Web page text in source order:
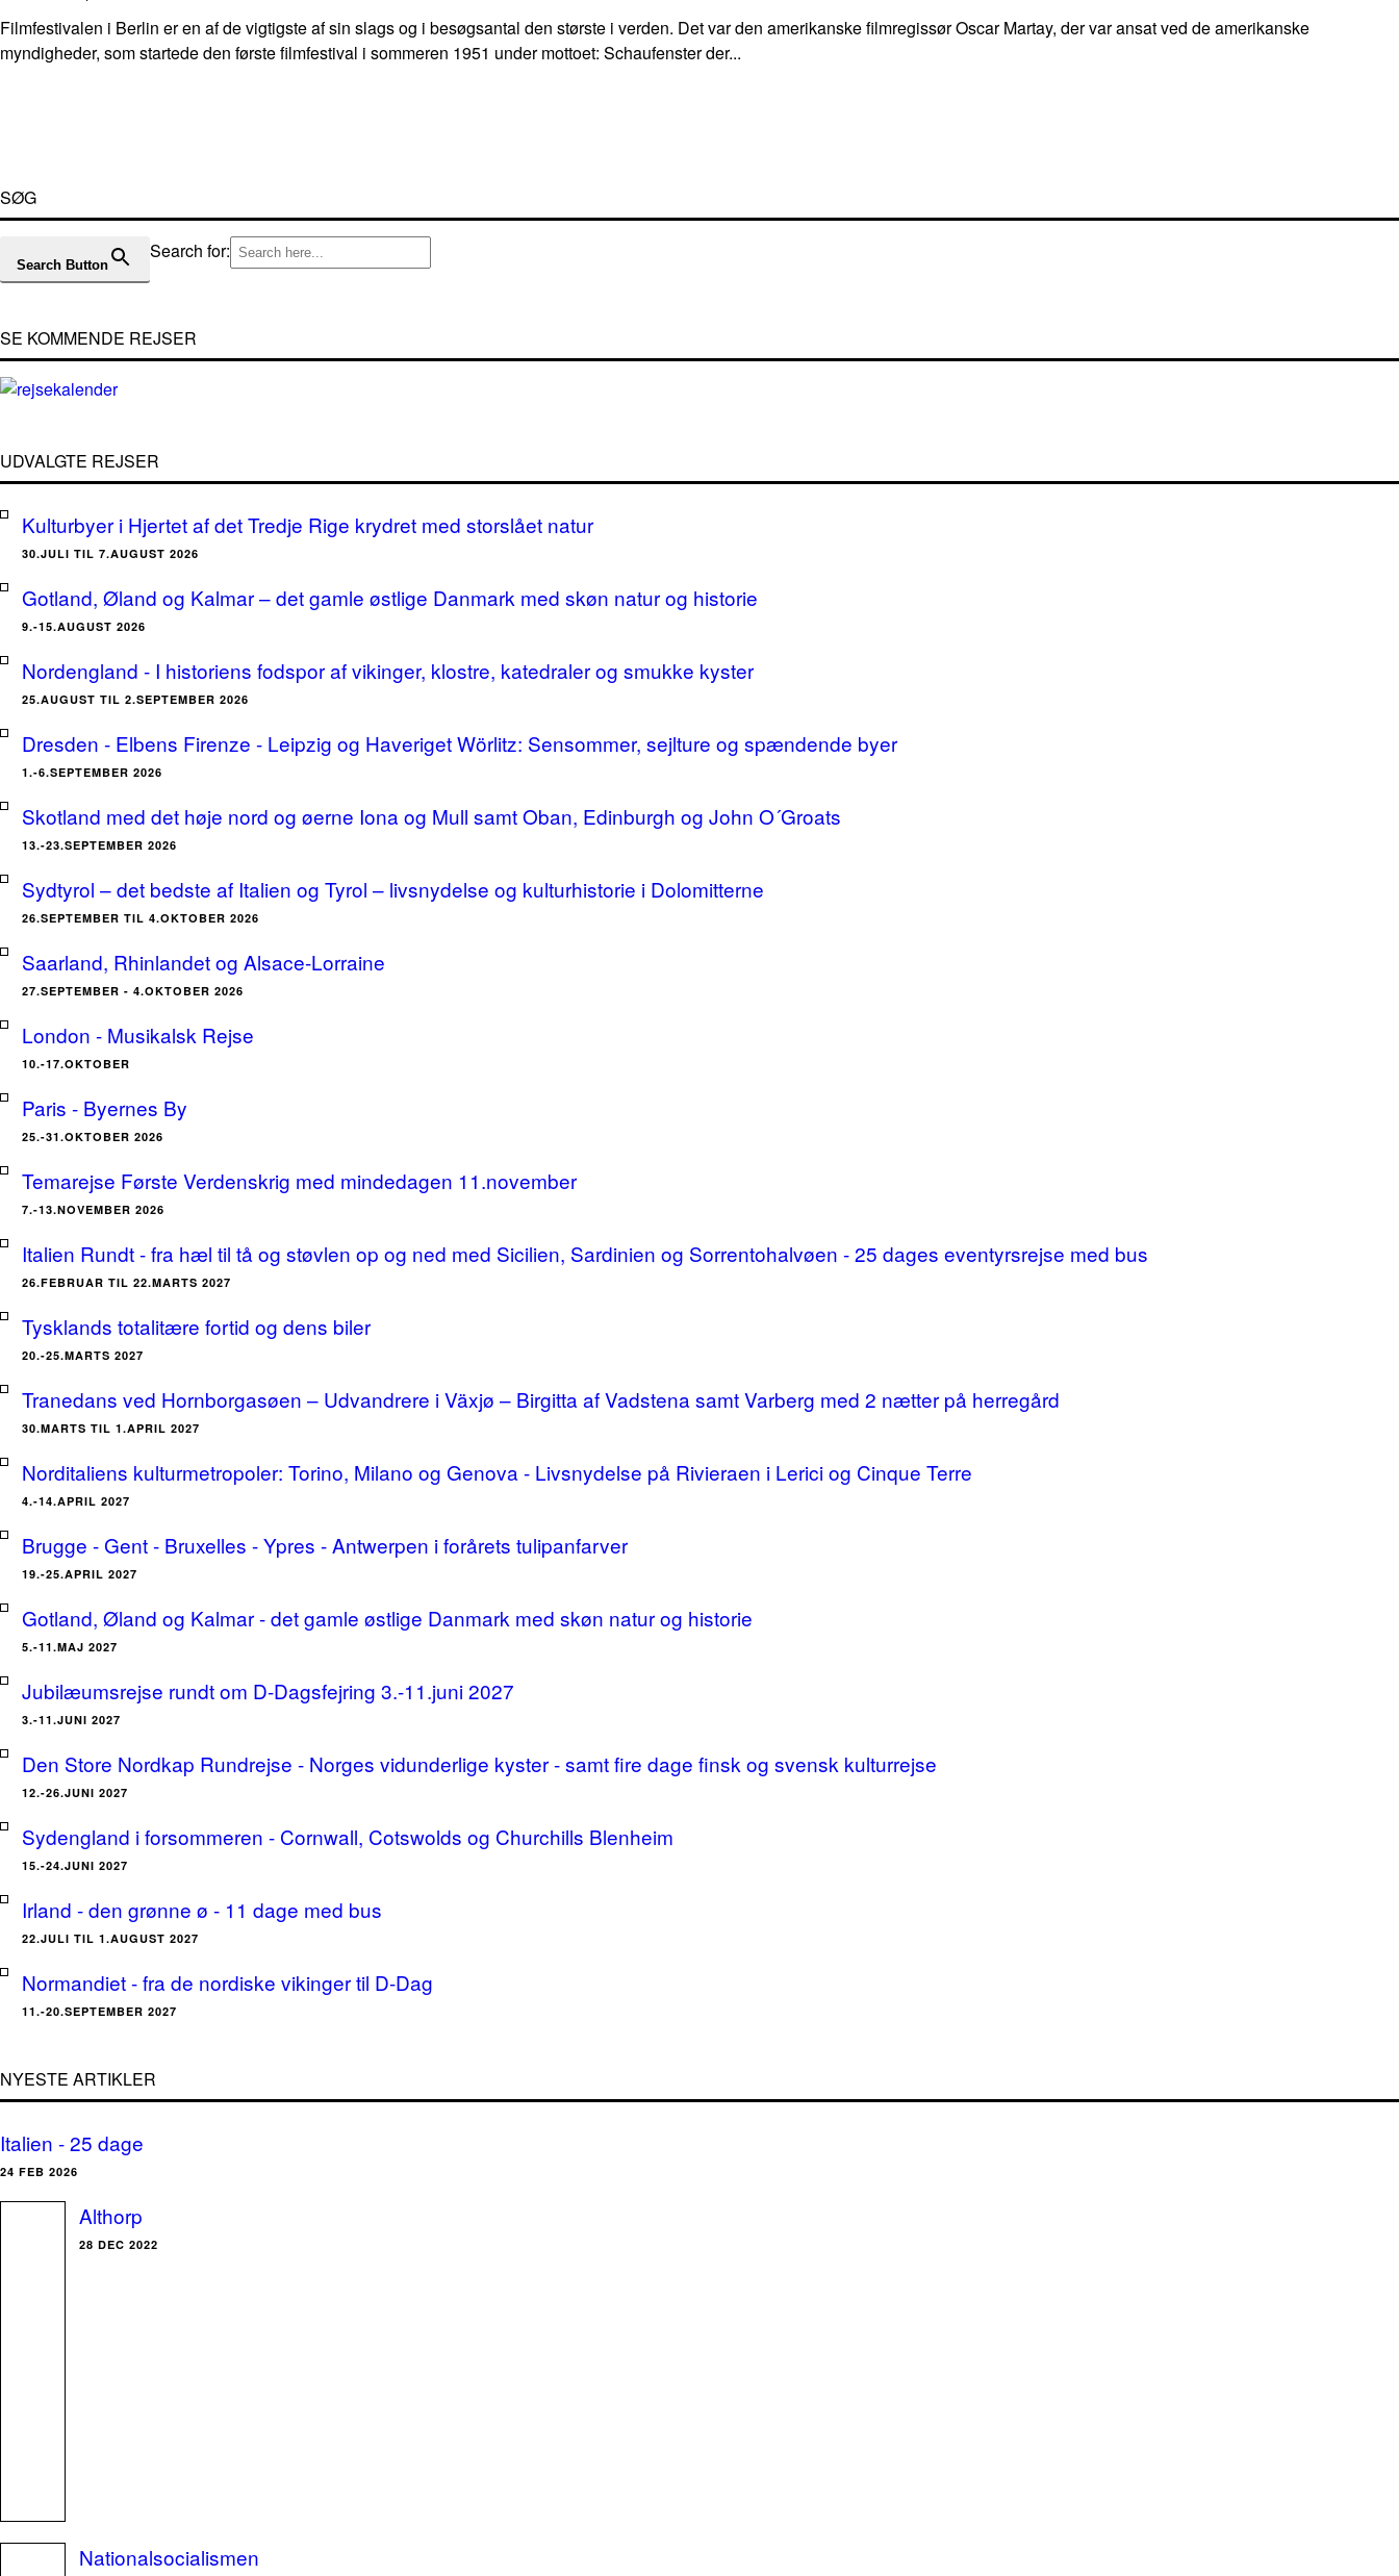
Filmfestivalen i Berlin er en af de vigtigste af sin slags og i besøgsantal den største i verden. Det var den amerikanske filmregissør Oscar Martay, der var ansat ved de amerikanske
myndigheder, som startede den første filmfestival i sommeren 1951 under mottoet: Schaufenster der...
SØG
Search for:
Search Button
SE KOMMENDE REJSER
UDVALGTE REJSER
Kulturbyer i Hjertet af det Tredje Rige krydret med storslået natur
30.JULI TIL 7.AUGUST 2026
Gotland, Øland og Kalmar – det gamle østlige Danmark med skøn natur og historie
9.-15.AUGUST 2026
Nordengland - I historiens fodspor af vikinger, klostre, katedraler og smukke kyster
25.AUGUST TIL 2.SEPTEMBER 2026
Dresden - Elbens Firenze - Leipzig og Haveriget Wörlitz: Sensommer, sejlture og spændende byer
1.-6.SEPTEMBER 2026
Skotland med det høje nord og øerne Iona og Mull samt Oban, Edinburgh og John O´Groats
13.-23.SEPTEMBER 2026
Sydtyrol – det bedste af Italien og Tyrol – livsnydelse og kulturhistorie i Dolomitterne
26.SEPTEMBER TIL 4.OKTOBER 2026
Saarland, Rhinlandet og Alsace-Lorraine
27.SEPTEMBER - 4.OKTOBER 2026
London - Musikalsk Rejse
10.-17.OKTOBER
Paris - Byernes By
25.-31.OKTOBER 2026
Temarejse Første Verdenskrig med mindedagen 11.november
7.-13.NOVEMBER 2026
Italien Rundt - fra hæl til tå og støvlen op og ned med Sicilien, Sardinien og Sorrentohalvøen - 25 dages eventyrsrejse med bus
26.FEBRUAR TIL 22.MARTS 2027
Tysklands totalitære fortid og dens biler
20.-25.MARTS 2027
Tranedans ved Hornborgasøen – Udvandrere i Växjø – Birgitta af Vadstena samt Varberg med 2 nætter på herregård
30.MARTS TIL 1.APRIL 2027
Norditaliens kulturmetropoler: Torino, Milano og Genova - Livsnydelse på Rivieraen i Lerici og Cinque Terre
4.-14.APRIL 2027
Brugge - Gent - Bruxelles - Ypres - Antwerpen i forårets tulipanfarver
19.-25.APRIL 2027
Gotland, Øland og Kalmar - det gamle østlige Danmark med skøn natur og historie
5.-11.MAJ 2027
Jubilæumsrejse rundt om D-Dagsfejring 3.-11.juni 2027
3.-11.JUNI 2027
Den Store Nordkap Rundrejse - Norges vidunderlige kyster - samt fire dage finsk og svensk kulturrejse
12.-26.JUNI 2027
Sydengland i forsommeren - Cornwall, Cotswolds og Churchills Blenheim
15.-24.JUNI 2027
Irland - den grønne ø - 11 dage med bus
22.JULI TIL 1.AUGUST 2027
Normandiet - fra de nordiske vikinger til D-Dag
11.-20.SEPTEMBER 2027
NYESTE ARTIKLER
Italien - 25 dage
24 FEB 2026
Althorp
28 DEC 2022
Nationalsocialismen